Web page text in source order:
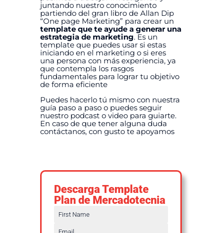
juntando nuestro conocimiento
partiendo del gran libro de Allan Dip
“One page Marketing” para crear un
template que te ayude a generar una
estrategia de marketing. Es un
template que puedes usar si estas
iniciando en el marketing o si eres
una persona con más experiencia, ya
que contempla los rasgos
fundamentales para lograr tu objetivo
de forma eficiente
Puedes hacerlo tú mismo con nuestra
guía paso a paso o puedes seguir
nuestro podcast o video para guiarte.
En caso de que tener alguna duda
contáctanos, con gusto te apoyamos
Descarga Template
Plan de Mercadotecnia